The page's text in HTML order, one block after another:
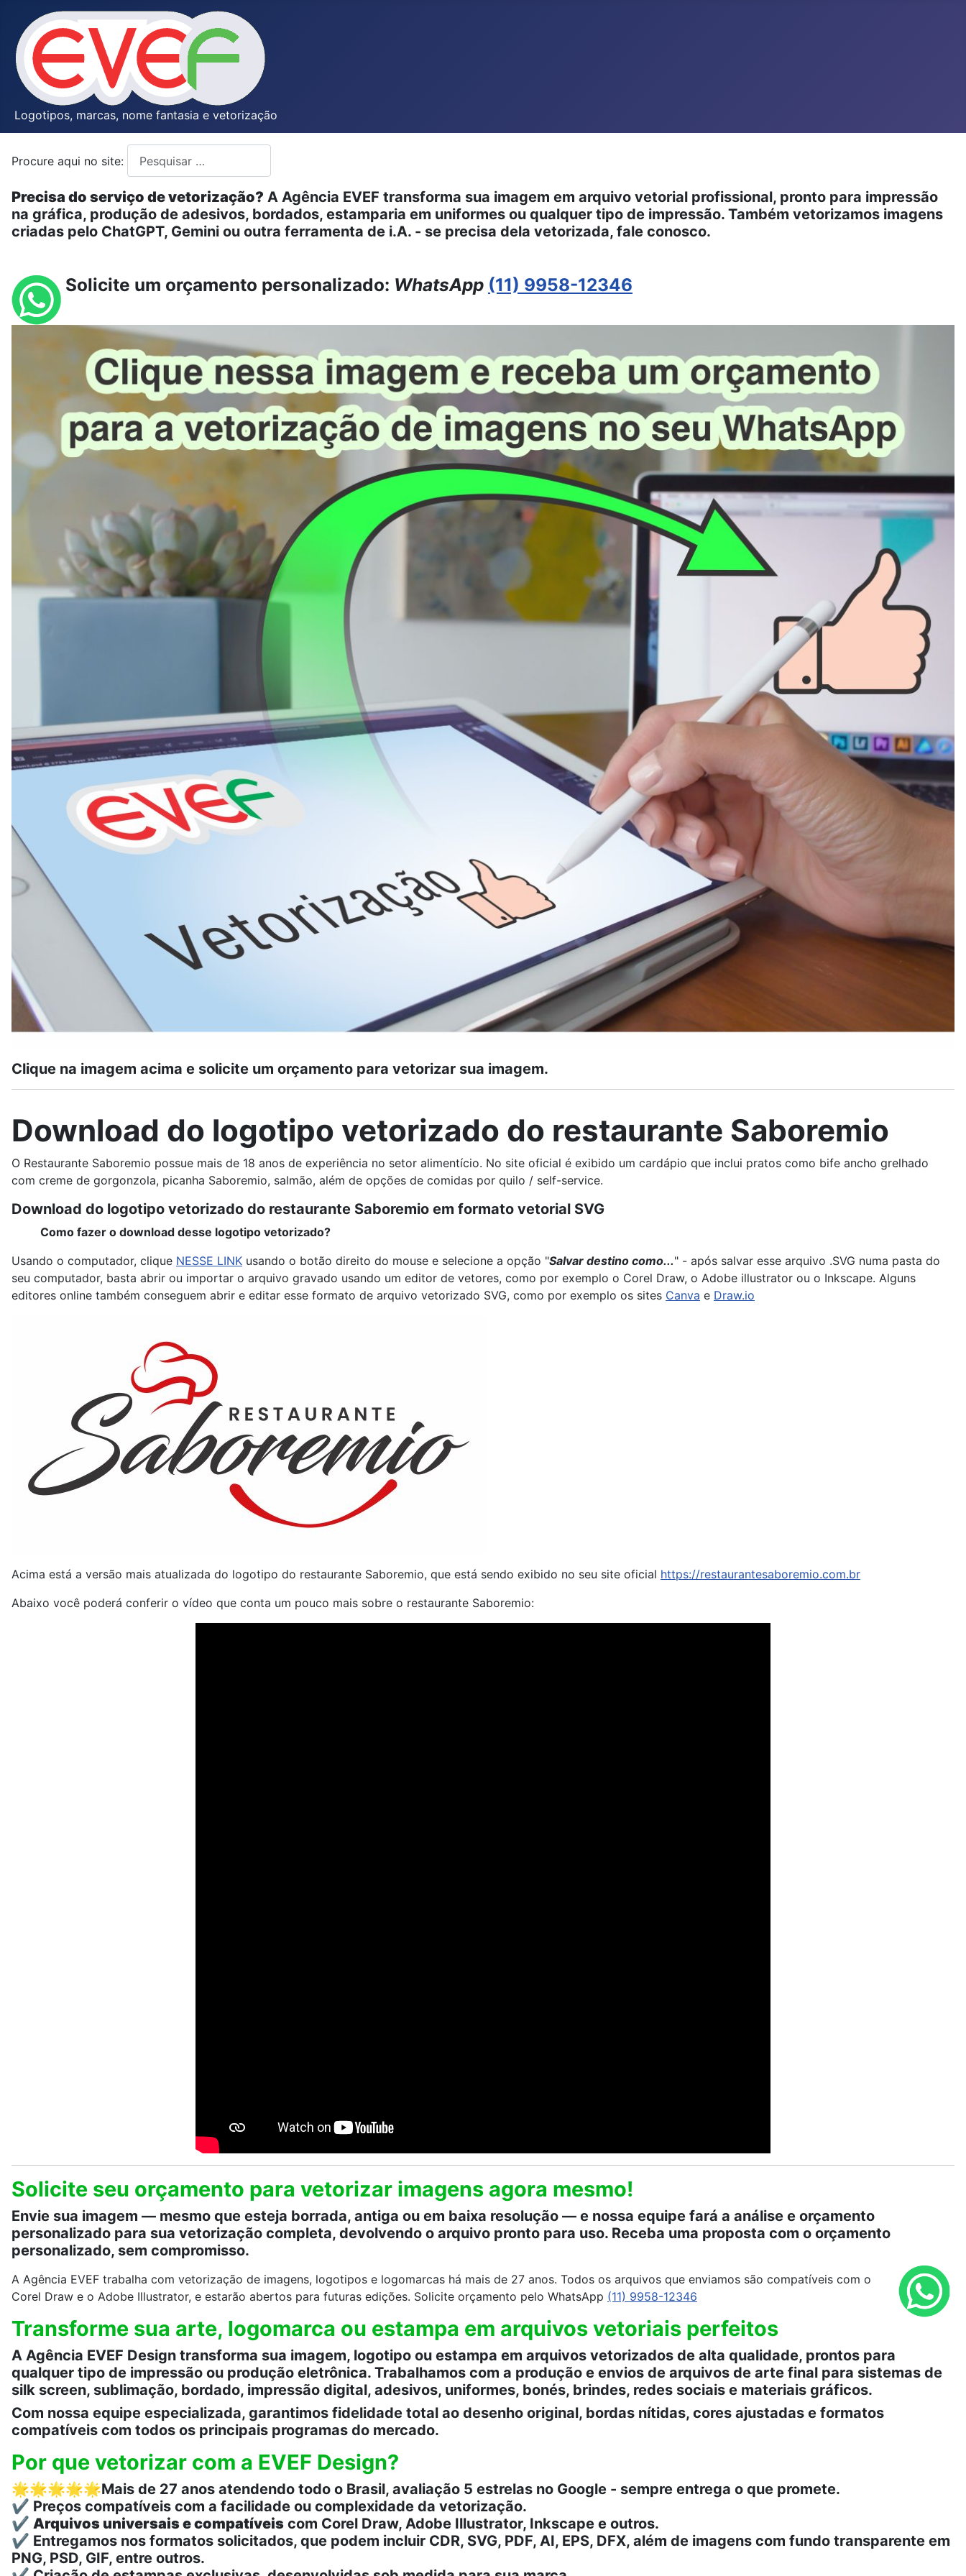
Logotipos, marcas, nome fantasia e vetorização
Procure aqui no site:
Precisa do serviço de vetorização? A Agência EVEF transforma sua imagem em arquivo vetorial profissional, pronto para impressão
na gráfica, produção de adesivos, bordados, estamparia em uniformes ou qualquer tipo de impressão. Também vetorizamos imagens
criadas pelo ChatGPT, Gemini ou outra ferramenta de i.A. - se precisa dela vetorizada, fale conosco.
Solicite um orçamento personalizado: WhatsApp (11) 9958-12346
Clique na imagem acima e solicite um orçamento para vetorizar sua imagem.
Download do logotipo vetorizado do restaurante Saboremio
O Restaurante Saboremio possue mais de 18 anos de experiência no setor alimentício. No site oficial é exibido um cardápio que inclui pratos como bife ancho grelhado
com creme de gorgonzola, picanha Saboremio, salmão, além de opções de comidas por quilo / self-service.
Download do logotipo vetorizado do restaurante Saboremio em formato vetorial SVG
Como fazer o download desse logotipo vetorizado?
Usando o computador, clique NESSE LINK usando o botão direito do mouse e selecione a opção "Salvar destino como..." - após salvar esse arquivo .SVG numa pasta do
seu computador, basta abrir ou importar o arquivo gravado usando um editor de vetores, como por exemplo o Corel Draw, o Adobe illustrator ou o Inkscape. Alguns
editores online também conseguem abrir e editar esse formato de arquivo vetorizado SVG, como por exemplo os sites Canva e Draw.io
Acima está a versão mais atualizada do logotipo do restaurante Saboremio, que está sendo exibido no seu site oficial https://restaurantesaboremio.com.br
Abaixo você poderá conferir o vídeo que conta um pouco mais sobre o restaurante Saboremio:
Solicite seu orçamento para vetorizar imagens agora mesmo!
Envie sua imagem — mesmo que esteja borrada, antiga ou em baixa resolução — e nossa equipe fará a análise e orçamento
personalizado para sua vetorização completa, devolvendo o arquivo pronto para uso. Receba uma proposta com o orçamento
personalizado, sem compromisso.
A Agência EVEF trabalha com vetorização de imagens, logotipos e logomarcas há mais de 27 anos. Todos os arquivos que enviamos são compatíveis com o
Corel Draw e o Adobe Illustrator, e estarão abertos para futuras edições. Solicite orçamento pelo WhatsApp (11) 9958-12346
Transforme sua arte, logomarca ou estampa em arquivos vetoriais perfeitos
A Agência EVEF Design transforma sua imagem, logotipo ou estampa em arquivos vetorizados de alta qualidade, prontos para
qualquer tipo de impressão ou produção eletrônica. Trabalhamos com a produção e envios de arquivos de arte final para sistemas de
silk screen, sublimação, bordado, impressão digital, adesivos, uniformes, bonés, brindes, redes sociais e materiais gráficos.
Com nossa equipe especializada, garantimos fidelidade total ao desenho original, bordas nítidas, cores ajustadas e formatos
compatíveis com todos os principais programas do mercado.
Por que vetorizar com a EVEF Design?
🌟🌟🌟🌟🌟Mais de 27 anos atendendo todo o Brasil, avaliação 5 estrelas no Google - sempre entrega o que promete.
✔️ Preços compatíveis com a facilidade ou complexidade da vetorização.
✔️ Arquivos universais e compatíveis com Corel Draw, Adobe Illustrator, Inkscape e outros.
✔️ Entregamos nos formatos solicitados, que podem incluir CDR, SVG, PDF, AI, EPS, DFX, além de imagens com fundo transparente em
PNG, PSD, GIF, entre outros.